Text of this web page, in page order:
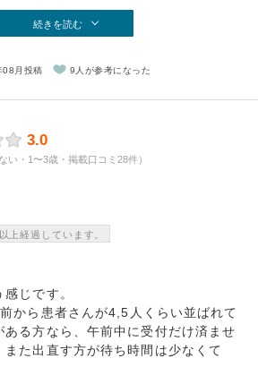
続きを読む
月投稿 9人が参考になった
3.0
い・1〜3歳・掲載口コミ28件）
上経過しています。
じです。
から患者さんが4,5人くらい並ばれて
ある方なら、午前中に受付だけ済ませ
また出直す方が待ち時間は少なくて